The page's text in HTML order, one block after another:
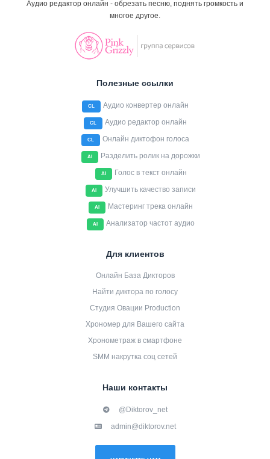
Аудио редактор онлайн - обрезать песню, поднять громкость и
многое другое.
Полезные ссылки
CL Аудио конвертер онлайн
CL Аудио редактор онлайн
CL Онлайн диктофон голоса
AI Разделить ролик на дорожки
AI Голос в текст онлайн
AI Улучшить качество записи
AI Мастеринг трека онлайн
AI Анализатор частот аудио
Для клиентов
Онлайн База Дикторов
Найти диктора по голосу
Студия Овации Production
Хрономер для Вашего сайта
Хронометраж в смартфоне
SMM накрутка соц сетей
Наши контакты
@Diktorov_net
admin@diktorov.net